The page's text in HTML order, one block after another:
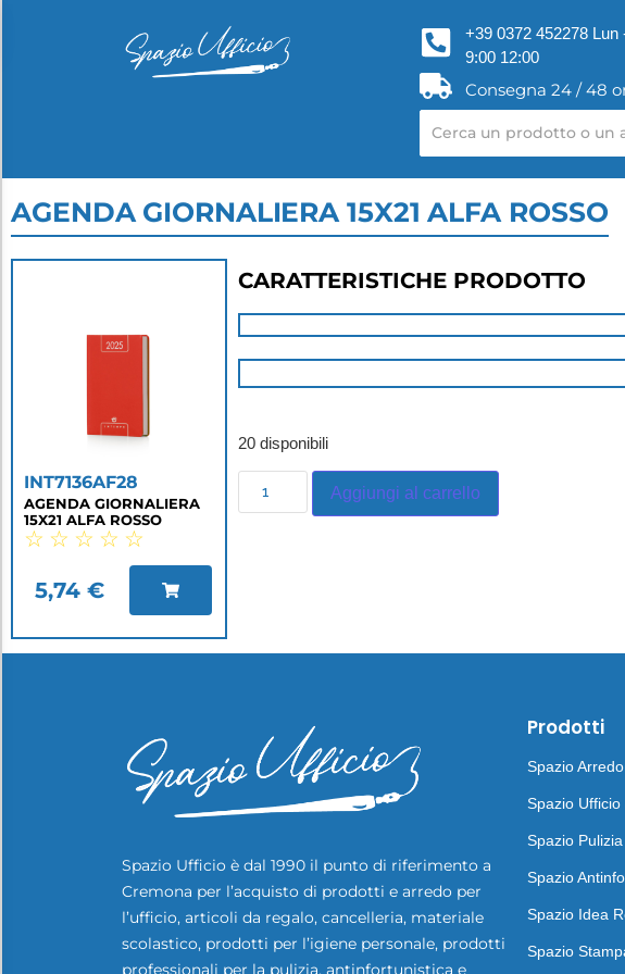
+39 0372 452278 Lun
9:00 12:00
Consegna 24 / 48
AGENDA GIORNALIERA 15X21 ALFA ROSSO
INT7136AF28
AGENDA GIORNALIERA
15X21 ALFA ROSSO
☆ ☆ ☆ ☆ ☆
5,74 €
CARATTERISTICHE PRODOTTO
20 disponibili
Aggiungi al carrello
Spazio Ufficio è dal 1990 il punto di riferimento a
Cremona per l’acquisto di prodotti e arredo per
l’ufficio, articoli da regalo, cancelleria, materiale
scolastico, prodotti per l’igiene personale, prodotti
professionali per la pulizia, antinfortunistica e
Prodotti
Spazio Arredo
Spazio Ufficio
Spazio
Spazio
Spazio Idea
Spazio